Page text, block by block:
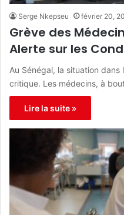
Serge Nkepseu février 20,
Grève des
Alerte sur les
Au Sénégal, la situation
critique. Les médecins, à
Lire la suite »